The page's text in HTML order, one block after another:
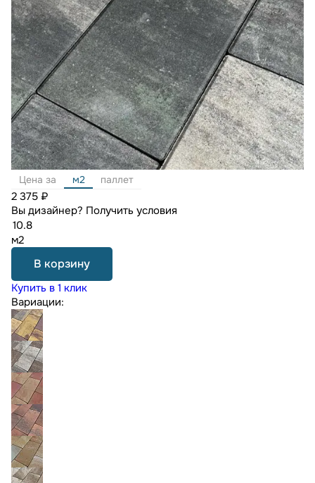
Цена за м2 паллет
2 375 ₽
Вы дизайнер? Получить условия
м2
В корзину
Купить в 1 клик
Вариации: